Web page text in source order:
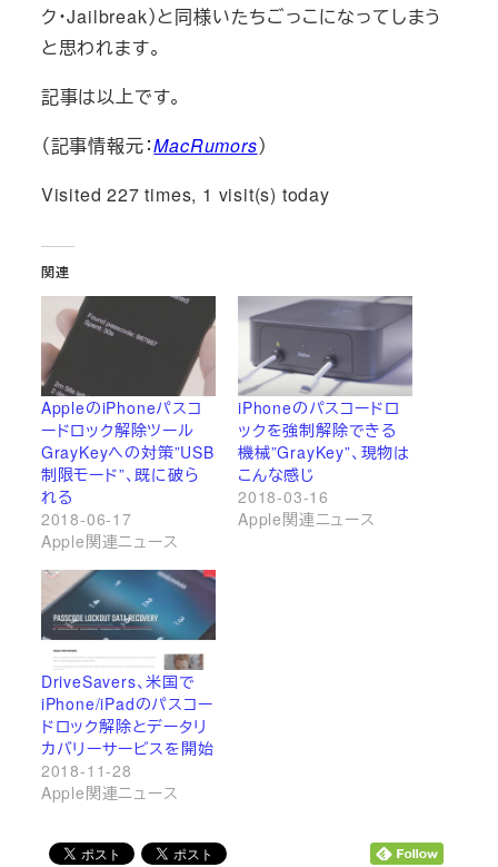
ク・Jailbreak）と同様いたちごっこになってしまう
と思われます。
記事は以上です。
（記事情報元：MacRumors）
Visited 227 times, 1 visit(s) today
関連
AppleのiPhoneパスコ
ードロック解除ツール
GrayKeyへの対策”USB
制限モード”、既に破ら
れる
2018-06-17
Apple関連ニュース
iPhoneのパスコードロ
ックを強制解除できる
機械”GrayKey”、現物は
こんな感じ
2018-03-16
Apple関連ニュース
DriveSavers、米国で
iPhone/iPadのパスコー
ドロック解除とデータリ
カバリーサービスを開始
2018-11-28
Apple関連ニュース